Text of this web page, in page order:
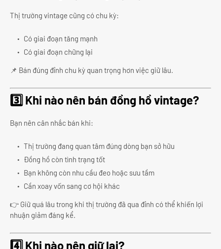
Thị trường vintage cũng có chu kỳ:
Có giai đoạn tăng mạnh
Có giai đoạn chững lại
📌 Bán đúng đỉnh chu kỳ quan trọng hơn việc giữ lâu.
3️⃣ Khi nào nên bán đồng hồ vintage?
Bạn nên cân nhắc bán khi:
Thị trường đang quan tâm đúng dòng bạn sở hữu
Đồng hồ còn tình trạng tốt
Bạn không còn nhu cầu đeo hoặc sưu tầm
Cần xoay vốn sang cơ hội khác
👉 Giữ quá lâu trong khi thị trường đã qua đỉnh có thể khiến lợi
nhuận giảm đáng kể.
4️⃣ Khi nào nên giữ lại?